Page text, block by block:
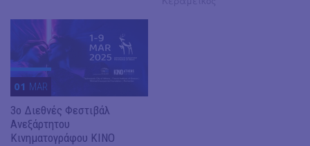
01 MAR
3ο Διεθνές Φεστιβάλ
Ανεξάρτητου
Κινηματογράφου KINO